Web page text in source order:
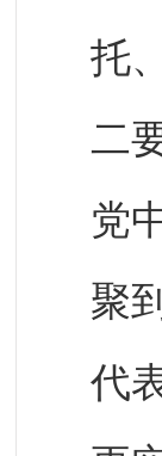
托
二
党
聚
代